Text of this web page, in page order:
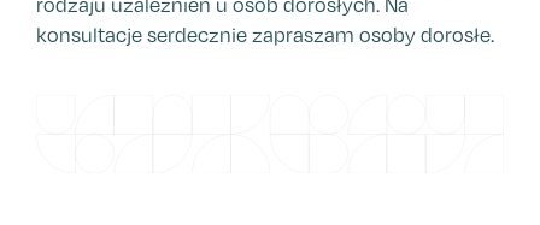
rodzaju uzależnień u osób dorosłych. Na
konsultacje serdecznie zapraszam osoby dorosłe.